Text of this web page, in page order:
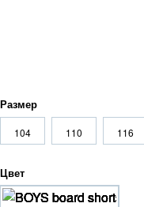
Размер
104 110 116
Цвет